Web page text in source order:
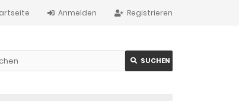
Registrieren
Anmelden
SUCHEN